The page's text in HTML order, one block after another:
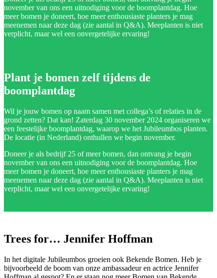
november van ons een uitnodiging voor de boomplantdag. Hoe
meer bomen je doneert, hoe meer enthousiaste planters je mag
meenemen naar deze dag (zie aantal in Q&A). Meeplanten is niet
verplicht, maar wel een onvergetelijke ervaring!
Plant je bomen zelf tijdens de
boomplantdag
Wil je jouw bomen op naam samen met collega’s of relaties in de
grond zetten? Dat kan! Zaterdag 30 november 2024 organiseren we
een feestelijke boomplantdag, waarop we het Jubileumbos planten.
De locatie (in Nederland) onthullen we begin november.
Doneer je als bedrijf 25 of meer bomen, dan ontvang je begin
november van ons een uitnodiging voor de boomplantdag. Hoe
meer bomen je doneert, hoe meer enthousiaste planters je mag
meenemen naar deze dag (zie aantal in Q&A). Meeplanten is niet
verplicht, maar wel een onvergetelijke ervaring!
Trees for… Jennifer Hoffman
In het digitale Jubileumbos groeien ook Bekende Bomen. Heb je
bijvoorbeeld de boom van onze ambassadeur en actrice Jennifer